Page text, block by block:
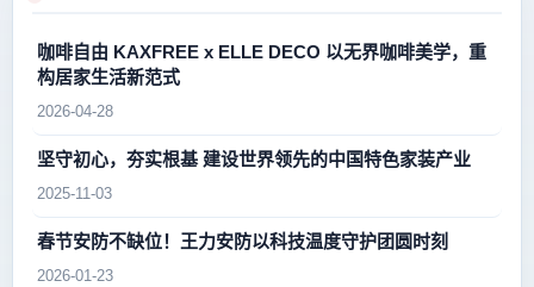
咖啡自由 KAXFREE x ELLE DECO 以无界咖啡美学，重
构居家生活新范式
2026-04-28
坚守初心，夯实根基 建设世界领先的中国特色家装产业
2025-11-03
春节安防不缺位！王力安防以科技温度守护团圆时刻
2026-01-23